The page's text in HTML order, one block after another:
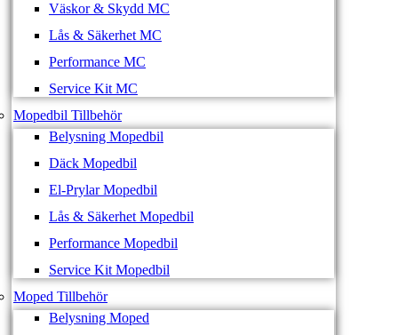
Väskor & Skydd MC
Lås & Säkerhet MC
Performance MC
Service Kit MC
Mopedbil Tillbehör
Belysning Mopedbil
Däck Mopedbil
El-Prylar Mopedbil
Lås & Säkerhet Mopedbil
Performance Mopedbil
Service Kit Mopedbil
Moped Tillbehör
Belysning Moped